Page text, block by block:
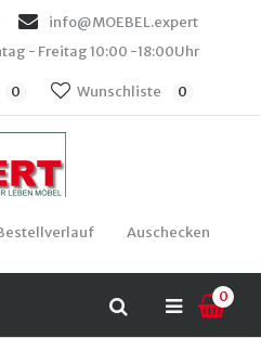
info@MOEBEL.expert
- Freitag 10:00 -18:00Uhr
0 Wunschliste 0
Auschecken
0